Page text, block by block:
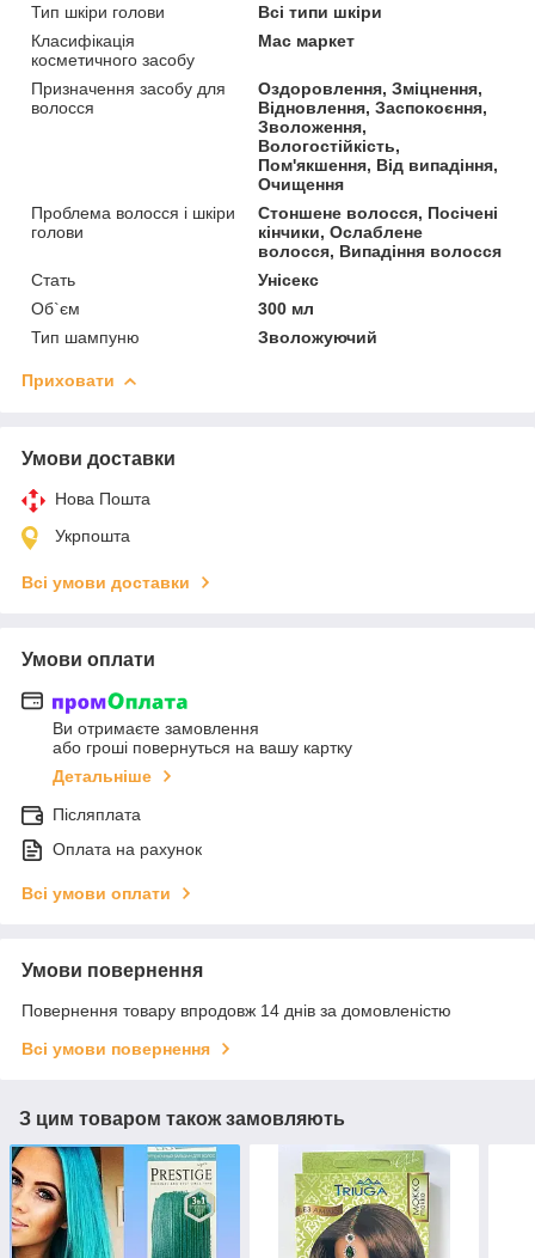
Тип шкіри голови
Всі типи шкіри
Класифікація
косметичного засобу
Мас маркет
Призначення засобу для
волосся
Оздоровлення, Зміцнення,
Відновлення, Заспокоєння,
Зволоження,
Вологостійкість,
Пом'якшення, Від випадіння,
Очищення
Проблема волосся і шкіри
голови
Стоншене волосся, Посічені
кінчики, Ослаблене
волосся, Випадіння волосся
Стать
Унісекс
Об`єм
300 мл
Тип шампуню
Зволожуючий
Приховати
Умови доставки
Нова Пошта
Укрпошта
Всі умови доставки
Умови оплати
Ви отримаєте замовлення
або гроші повернуться на вашу картку
Детальніше
Післяплата
Оплата на рахунок
Всі умови оплати
Умови повернення
Повернення товару впродовж 14 днів за домовленістю
Всі умови повернення
З цим товаром також замовляють